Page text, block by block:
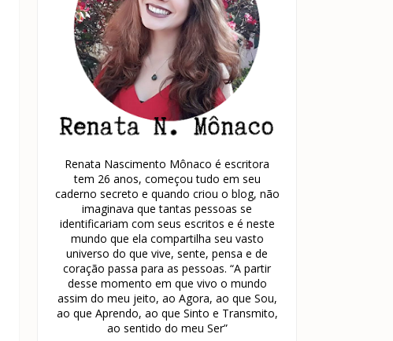
Renata Nascimento Mônaco é escritora
tem 26 anos, começou tudo em seu
caderno secreto e quando criou o blog, não
imaginava que tantas pessoas se
identificariam com seus escritos e é neste
mundo que ela compartilha seu vasto
universo do que vive, sente, pensa e de
coração passa para as pessoas. “A partir
desse momento em que vivo o mundo
assim do meu jeito, ao Agora, ao que Sou,
ao que Aprendo, ao que Sinto e Transmito,
ao sentido do meu Ser”